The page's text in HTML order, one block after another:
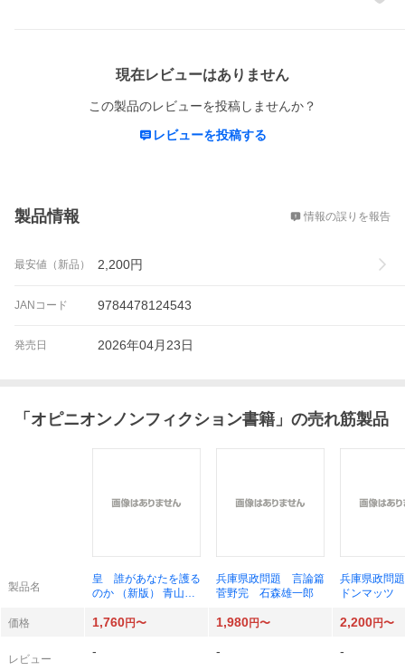
現在レビューはありません
この製品のレビューを投稿しませんか？
レビューを投稿する
製品情報 情報の誤りを報告
最安値（新品） 2,200円
JANコード 9784478124543
発売日 2026年04月23日
「 オピニオンノンフィクション書籍 」の売れ筋製品
製品名
皇 誰があなたを護る
のか （新版） 青山繁
ロダクション／作画
／監修
兵庫県政問題 言論篇
菅野完 石森雄一郎
兵庫県政問
ドンマッツ
価格 1,760円〜 1,980円〜 2,200円〜
レビュー
- - -